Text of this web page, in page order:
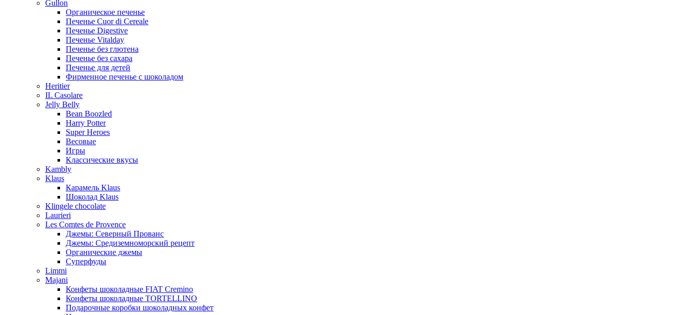
Gullon
Органическое печенье
Печенье Cuor di Cereale
Печенье Digestive
Печенье Vitalday
Печенье без глютена
Печенье без сахара
Печенье для детей
Фирменное печенье с шоколадом
Heritier
IL Casolare
Jelly Belly
Bean Boozled
Harry Potter
Super Heroes
Весовые
Игры
Классические вкусы
Kambly
Klaus
Карамель Klaus
Шоколад Klaus
Klingele chocolate
Laurieri
Les Comtes de Provence
Джемы: Северный Прованс
Джемы: Средиземноморский рецепт
Органические джемы
Суперфуды
Limmi
Majani
Конфеты шоколадные FIAT Cremino
Конфеты шоколадные TORTELLINO
Подарочные коробки шоколадных конфет